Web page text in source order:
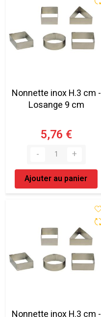
Nonnette inox H.3 cm -
Losange 9 cm
5,76 €
Ajouter au panier